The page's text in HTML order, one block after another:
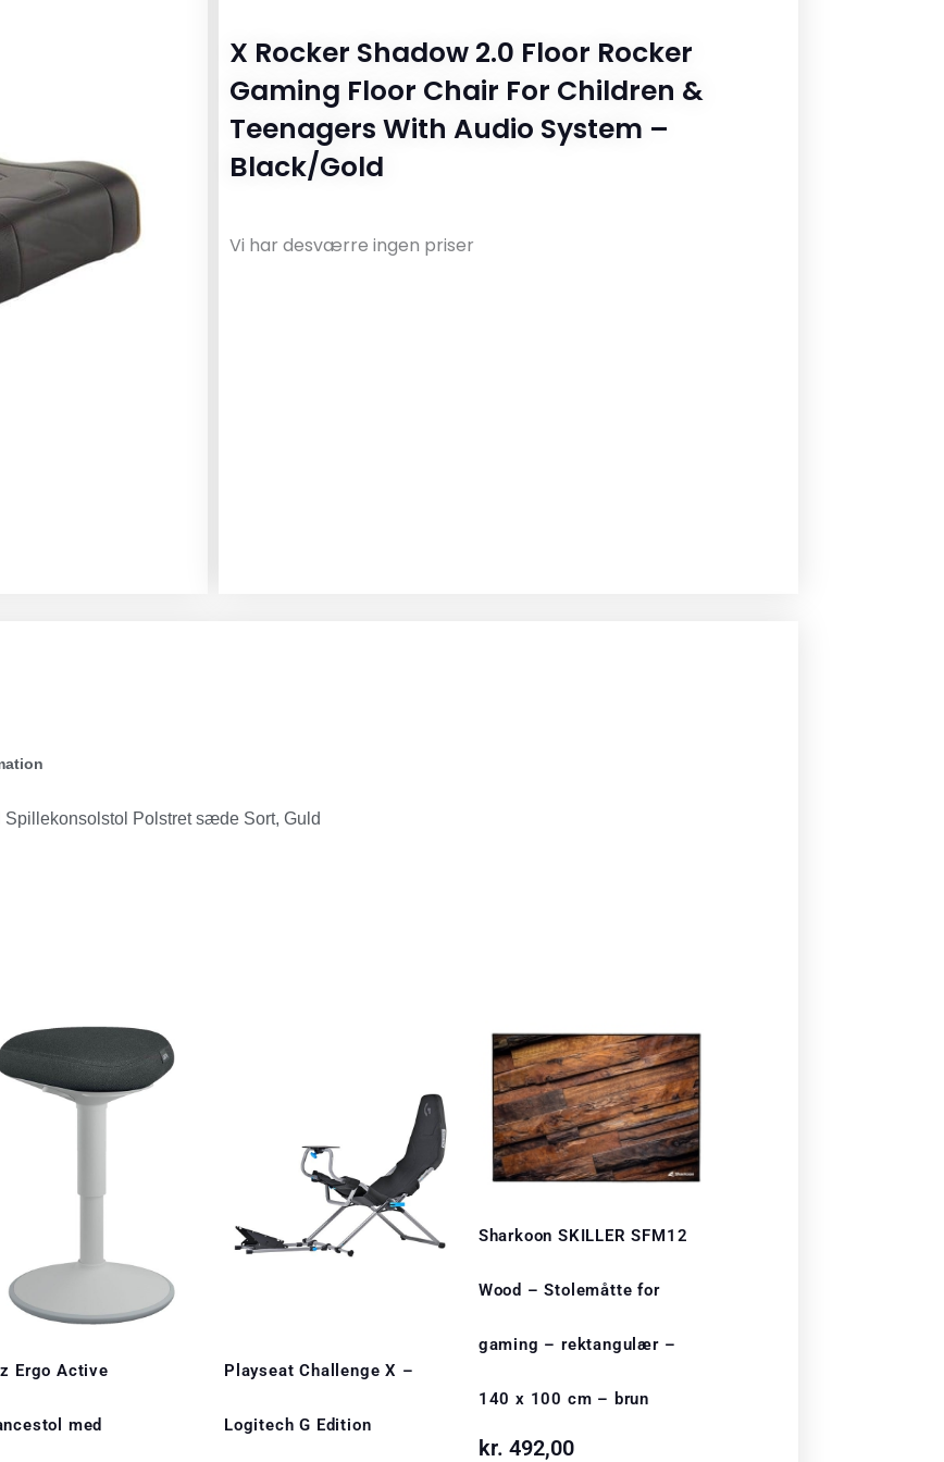
X Rocker Shadow 2.0 Floor Rocker
Gaming Floor Chair For Children &
Teenagers With Audio System –
Black/Gold
Vi har desværre ingen priser
Polstret sæde Sort, Guld
Ergo Active
med
Playseat Challenge X –
Logitech G Edition
Sharkoon SKILLER SFM12
Wood – Stolemåtte for
gaming – rektangulær –
140 x 100 cm – brun
kr. 492,00